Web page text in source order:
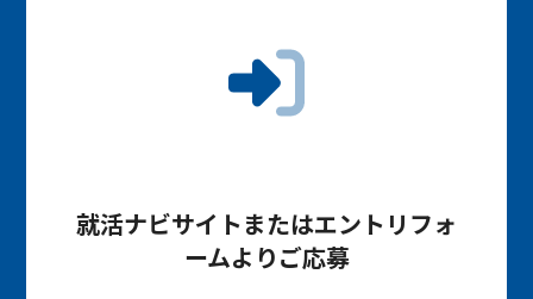
就活ナビサイトまたはエントリフォ
ームよりご応募